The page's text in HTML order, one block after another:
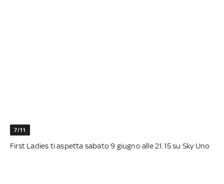
7/11
First Ladies ti aspetta sabato 9 giugno alle 21.15 su Sky Uno